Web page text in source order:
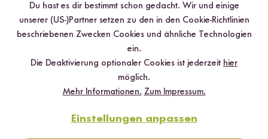
Digitales Rezeptbuch per E-Mail
Du hast es dir bestimmt schon gedacht. Wir und einige
unserer (US-)Partner setzen zu den in den Cookie-Richtlinien
beschriebenen Zwecken Cookies und ähnliche Technologien
ein.
Die Deaktivierung optionaler Cookies ist jederzeit hier
möglich.
Mehr Informationen. Zum Impressum.
Einstellungen anpassen